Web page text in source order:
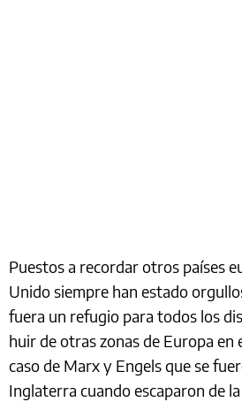
Puestos a recordar otros países
Unido siempre han estado
fuera un refugio para todos los
huir de otras zonas de Europa en
caso de Marx y Engels que se
Inglaterra cuando escaparon de